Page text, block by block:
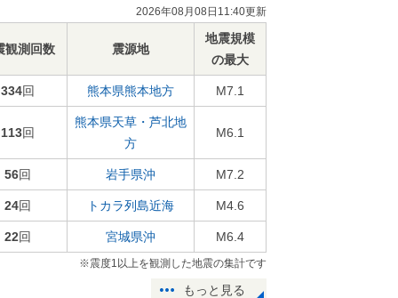
2026年08月08日11:40更新
観測回数 震源地
地震規模
の最大
334回 熊本県熊本地方 M7.1
113回
熊本県天草・芦北地
方
M6.1
56回 岩手県沖 M7.2
24回 トカラ列島近海 M4.6
22回 宮城県沖 M6.4
※震度1以上を観測した地震の集計です
もっと見る